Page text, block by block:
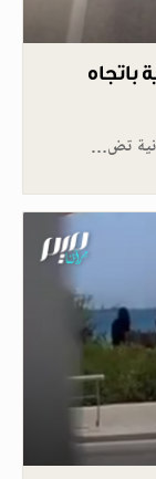
باتجاه
تض…